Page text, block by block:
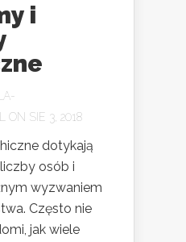
i
ON SIE 3, 2018
dotykają
osób i
wyzwaniem
Często nie
jak wiele